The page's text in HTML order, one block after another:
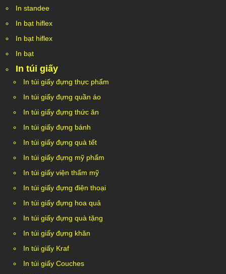
In standee
In bạt hiflex
In bạt hiflex
In bạt
In túi giấy
In túi giấy đựng thực phẩm
In túi giấy đựng quần áo
In túi giấy đựng thức ăn
In túi giấy đựng bánh
In túi giấy đựng quà tết
In túi giấy đựng mỹ phẩm
In túi giấy viện thẩm mỹ
In túi giấy đựng điện thoại
In túi giấy đựng hoa quả
In túi giấy đựng quà tặng
In túi giấy đựng khăn
In túi giấy Kraf
In túi giấy Couches